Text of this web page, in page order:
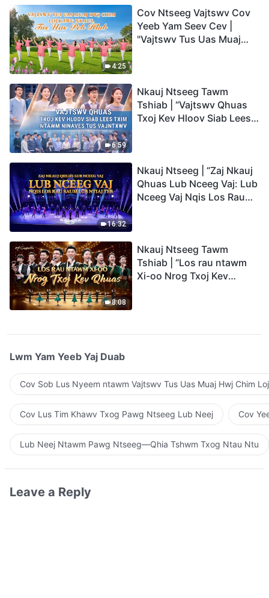
4:25
Cov Ntseeg Vajtswv Cov
Yeeb Yam Seev Cev |
"Vajtswv Tus Uas Muaj
6:59
Nkauj Ntseeg Tawm
Tshiab | “Vajtswv Qhuas
Txoj Kev Hloov Siab Lees
16:32
Nkauj Ntseeg | “Zaj Nkauj
Qhuas Lub Nceeg Vaj: Lub
Nceeg Vaj Nqis Los Rau
8:08
Nkauj Ntseeg Tawm
Tshiab | “Los rau ntawm
Xi-oo Nrog Txoj Kev
Lwm Yam Yeeb Yaj Duab
Cov Sob Lus Nyeem ntawm Vajtswv Tus Uas Muaj Hwj Chim
Cov Lus Tim Khawv Txog Pawg Ntseeg Lub Neej Cov
Lub Neej Ntawm Pawg Ntseeg—Qhia Tshwm Txog Ntau Ntu
Leave a Reply